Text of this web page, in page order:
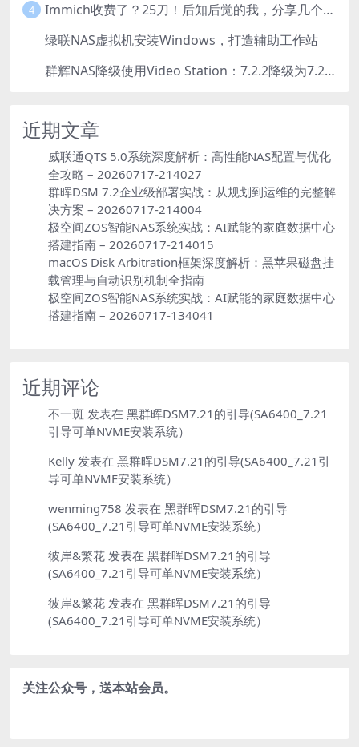
4 Immich收费了？25刀！后知后觉的我，分享几个方法DIY这款最强家庭照片管理工具
绿联NAS虚拟机安装Windows，打造辅助工作站
群辉NAS降级使用Video Station：7.2.2降级为7.2.1，也可降为其他版本
近期文章
威联通QTS 5.0系统深度解析：高性能NAS配置与优化
全攻略 – 20260717-214027
群晖DSM 7.2企业级部署实战：从规划到运维的完整解
决方案 – 20260717-214004
极空间ZOS智能NAS系统实战：AI赋能的家庭数据中心
搭建指南 – 20260717-214015
macOS Disk Arbitration框架深度解析：黑苹果磁盘挂
载管理与自动识别机制全指南
极空间ZOS智能NAS系统实战：AI赋能的家庭数据中心
搭建指南 – 20260717-134041
近期评论
不一斑 发表在 黑群晖DSM7.21的引导(SA6400_7.21
引导可单NVME安装系统）
Kelly 发表在 黑群晖DSM7.21的引导(SA6400_7.21引
导可单NVME安装系统）
wenming758 发表在 黑群晖DSM7.21的引导
(SA6400_7.21引导可单NVME安装系统）
彼岸&繁花 发表在 黑群晖DSM7.21的引导
(SA6400_7.21引导可单NVME安装系统）
彼岸&繁花 发表在 黑群晖DSM7.21的引导
(SA6400_7.21引导可单NVME安装系统）
关注公众号，送本站会员。